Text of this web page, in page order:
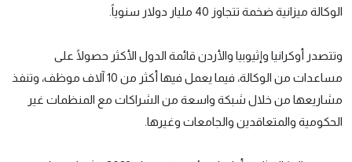
الوكالة ميزانية ضخمة تتجاوز 40 مليار دولار سنوياً.
وتتصدر أوكرانيا وإثيوبيا والأردن قائمة الدول الأكثر حصولًا على
مساعدات من الوكالة، فيما يعمل فيها أكثر من 10 آلاف موظف، وتنفذ
مشاريعها من خلال شبكة واسعة من الشراكات مع المنظمات غير
الحكومية والمتعاقدين والجامعات وغيرها.